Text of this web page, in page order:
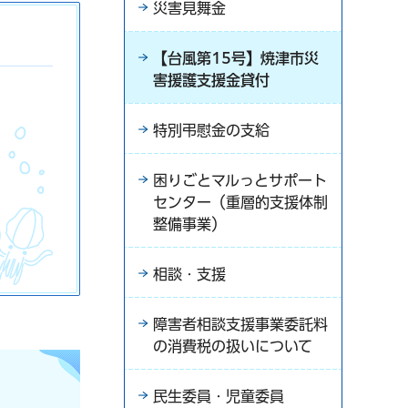
災害見舞金
【台風第15号】焼津市災
害援護支援金貸付
特別弔慰金の支給
困りごとマルっとサポート
センター（重層的支援体制
整備事業）
相談・支援
障害者相談支援事業委託料
の消費税の扱いについて
民生委員・児童委員